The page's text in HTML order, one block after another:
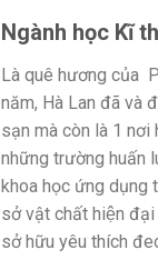
Ngành học Kĩ
Là quê hương của
năm, Hà Lan đã và
sạn mà còn là 1 nơi
những trường huấn
khoa học ứng dụng
sở vật chất hiện
sở hữu yêu thích